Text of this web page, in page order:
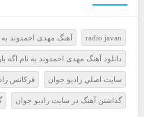
radio javan آهنگ مهدی احمدوند به
دانلود آهنگ مهدی احمدوند به نام اگه
سايت اصلي راديو جوان فرکانس
گذاشتن آهنگ در سايت راديو جوان